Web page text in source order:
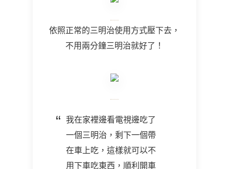
依照正常的三明治使用方式壓下去，
不用兩分鐘三明治就好了！
我在家裡邊看電視邊吃了
一個三明治，剩下一個帶
在車上吃，這樣就可以不
用下車吃東西，順利開車